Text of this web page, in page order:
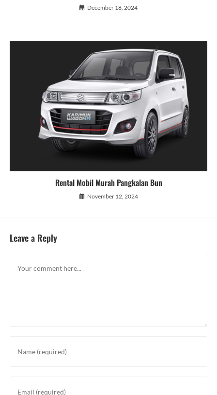
December 18, 2024
Rental Mobil Murah Pangkalan Bun
November 12, 2024
Leave a Reply
your
username